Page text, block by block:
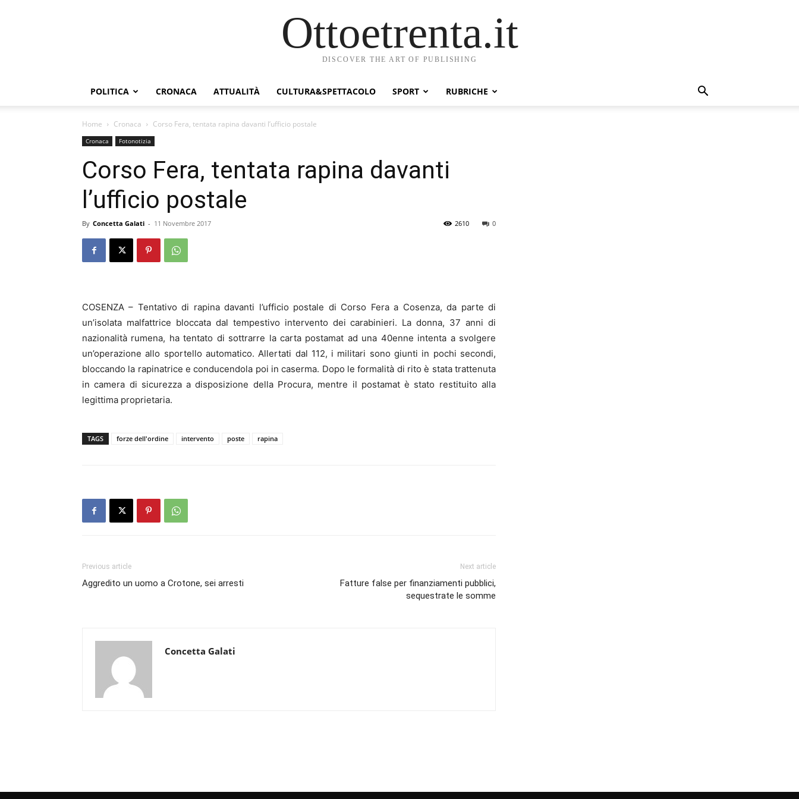
Ottoetrenta.it
DISCOVER THE ART OF PUBLISHING
POLITICA CRONACA ATTUALITÀ CULTURA&SPETTACOLO SPORT RUBRICHE
Home Cronaca Corso Fera, tentata rapina davanti l’ufficio postale
Cronaca Fotonotizia
Corso Fera, tentata rapina davanti
l’ufficio postale
By Concetta Galati - 11 Novembre 2017 0
2610
COSENZA – Tentativo di rapina davanti l’ufficio postale di Corso Fera a Cosenza, da parte di
un’isolata malfattrice bloccata dal tempestivo intervento dei carabinieri. La donna, 37 anni di
nazionalità rumena, ha tentato di sottrarre la carta postamat ad una 40enne intenta a svolgere
un’operazione allo sportello automatico. Allertati dal 112, i militari sono giunti in pochi secondi,
bloccando la rapinatrice e conducendola poi in caserma. Dopo le formalità di rito è stata trattenuta
in camera di sicurezza a disposizione della Procura, mentre il postamat è stato restituito alla
legittima proprietaria.
TAGS forze dell'ordine intervento poste rapina
Previous article
Aggredito un uomo a Crotone, sei arresti
Next article
Fatture false per finanziamenti pubblici,
sequestrate le somme
Concetta Galati